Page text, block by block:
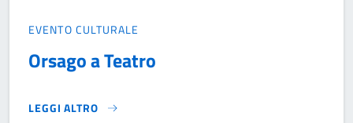
EVENTO CULTURALE
Orsago a Teatro
LEGGI ALTRO
ORSAGO A TEATRO}